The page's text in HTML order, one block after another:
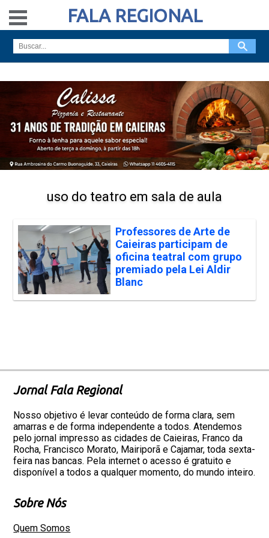
FALA REGIONAL
uso do teatro em sala de aula
Professores de Arte de
Caieiras participam de
oficina teatral com grupo
premiado pela Lei Aldir
Blanc
Jornal Fala Regional
Nosso objetivo é levar conteúdo de forma clara, sem
amarras e de forma independente a todos. Atendemos
pelo jornal impresso as cidades de Caieiras, Franco da
Rocha, Francisco Morato, Mairiporã e Cajamar, toda sexta-
feira nas bancas. Pela internet o acesso é gratuito e
disponível a todos a qualquer momento, do mundo inteiro.
Sobre Nós
Quem Somos